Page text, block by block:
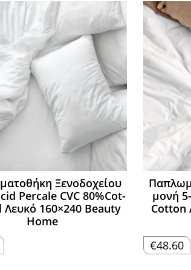
Ξενοδοχείου
Percale CVC 80%Cot-
Λευκό 160×240 Beauty
Home
μονή
Cotton
€48.60